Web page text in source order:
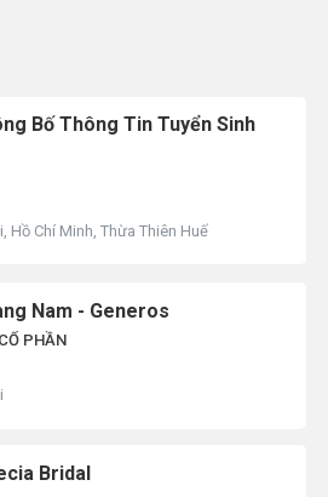
Bố Thông Tin Tuyển Sinh
Hồ Chí Minh, Thừa Thiên Huế
Nam - Generos
PHẦN
Bridal